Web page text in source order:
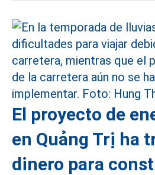
El proyecto de
en Quảng Trị ha
dinero para